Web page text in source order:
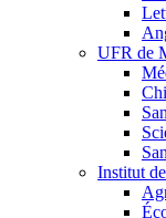
UFR de
Institut